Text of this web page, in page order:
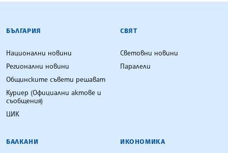
БЪЛГАРСКА ТЕЛЕГРАФНА АГЕНЦИЯ
БЪЛГАРИЯ
Национални новини
Регионални новини
Общинските съвети решават
Куриер (Официални актове и
съобщения)
ЦИК
СВЯТ
Световни новини
Паралели
БАЛКАНИ ИКОНОМИКА